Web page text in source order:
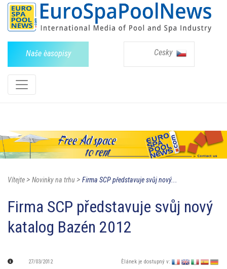
Naše èasopisy Cesky
Vítejte> Novinky na trhu> Firma SCP představuje svůj nový...
Firma SCP představuje svůj nový
katalog Bazén 2012
27/03/2012
Èlánek je dostupný v: